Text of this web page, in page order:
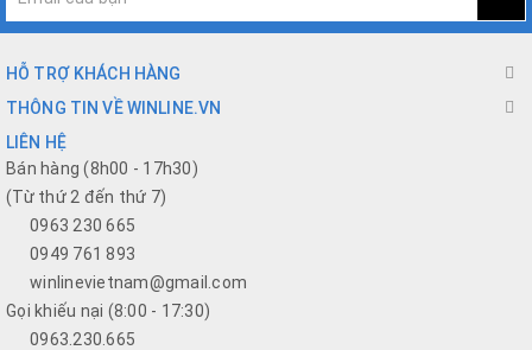
HỖ TRỢ KHÁCH HÀNG
THÔNG TIN VỀ WINLINE.VN
LIÊN HỆ
Bán hàng (8h00 - 17h30)
(Từ thứ 2 đến thứ 7)
0963 230 665
0949 761 893
winlinevietnam@gmail.com
Gọi khiếu nại (8:00 - 17:30)
0963.230.665